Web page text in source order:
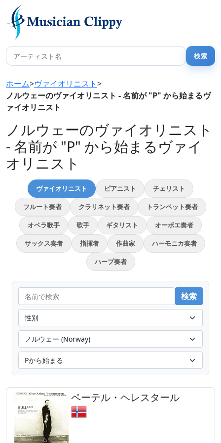
ホーム>ヴァイオリニスト>
ノルウェーのヴァイオリニスト - 名前が "P" から始まるヴ
ァイオリニスト
ノルウェーのヴァイオリニスト
- 名前が "P" から始まるヴァイ
オリニスト
ヴァイオリニスト ピアニスト チェリスト
フルート奏者 クラリネット奏者 トランペット奏者
オペラ歌手 歌手 ギタリスト オーボエ奏者
サックス奏者 指揮者 作曲家 ハーモニカ奏者
ハープ奏者
ペーテル・ヘレスタール